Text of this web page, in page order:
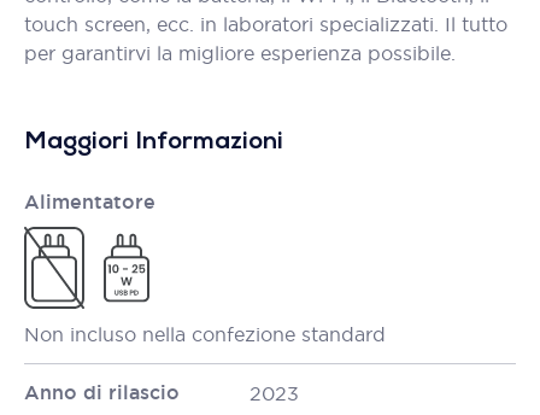
touch screen, ecc. in laboratori specializzati. Il tutto
per garantirvi la migliore esperienza possibile.
Maggiori Informazioni
Alimentatore
Non incluso nella confezione standard
Anno di rilascio 2023